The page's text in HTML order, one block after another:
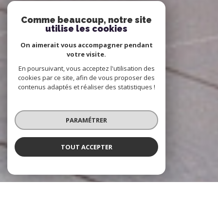
Comme beaucoup, notre site
utilise les cookies
On aimerait vous accompagner pendant
votre visite.
En poursuivant, vous acceptez l'utilisation des
cookies par ce site, afin de vous proposer des
contenus adaptés et réaliser des statistiques !
PARAMÉTRER
TOUT ACCEPTER